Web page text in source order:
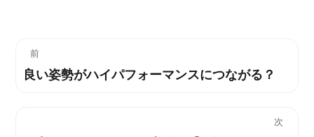
前
過
良い姿勢がハイパフォーマンスにつながる？
次